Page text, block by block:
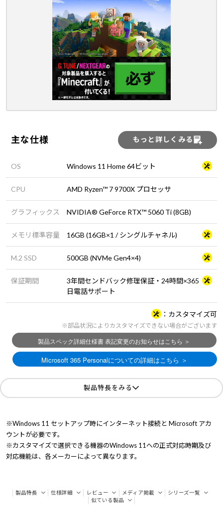
主な仕様 もっと詳しくみる
OS Windows 11 Home 64ビット
CPU AMD Ryzen™ 7 9700X プロセッサ
グラフィックス NVIDIA® GeForce RTX™ 5060 Ti (8GB)
メモリ標準容量 16GB (16GB×1 / シングルチャネル)
M.2 SSD 500GB (NVMe Gen4×4)
保証期間
3年間センドバック修理保証・24時間×365
日電話サポート
カスタマイズ可
※部品状況によりカスタマイズできない場合がございます
製品特長をみる
※Windows 11 セットアップ時にインターネット接続と Microsoft アカ
ウントが必要です。
※カスタマイズで選択できる機器のWindows 11への正式対応時期及び
対応機能は、各メーカーによって異なります。
製品特長 仕様詳細 レビュー メディア掲載
シリーズ一覧
似ている製品